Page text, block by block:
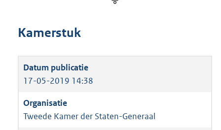
Kamerstuk
17-05-2019 14:38
Tweede Kamer der Staten-Generaal